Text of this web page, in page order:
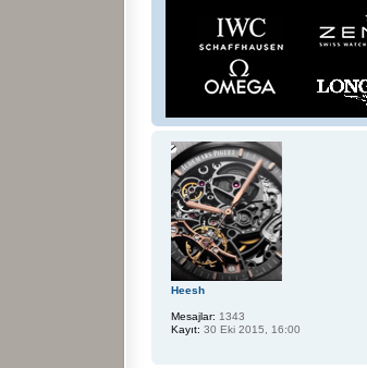
Heesh
Mesajlar: 1343
Kayıt: 30 Eki 2015, 16:00